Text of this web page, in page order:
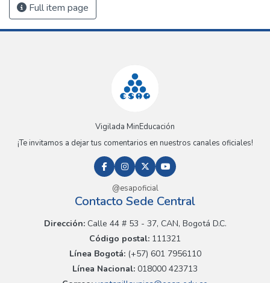
Full item page
Vigilada MinEducación
¡Te invitamos a dejar tus comentarios en nuestros canales oficiales!
@esapoficial
Contacto Sede Central
Dirección:Calle 44 # 53 - 37, CAN, Bogotá D.C.
Código postal: 111321
Línea Bogotá:(+57) 601 7956110
Línea Nacional: 018000 423713